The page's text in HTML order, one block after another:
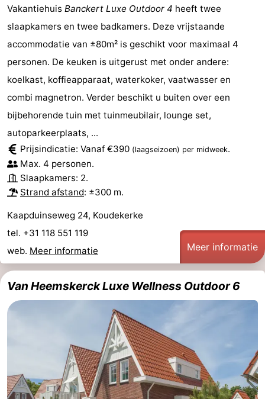
Vakantiehuis Banckert Luxe Outdoor 4 heeft twee
slaapkamers en twee badkamers. Deze vrijstaande
accommodatie van ±80m² is geschikt voor maximaal 4
personen. De keuken is uitgerust met onder andere:
koelkast, koffieapparaat, waterkoker, vaatwasser en
combi magnetron. Verder beschikt u buiten over een
bijbehorende tuin met tuinmeubilair, lounge set,
autoparkeerplaats, ...
Prijsindicatie: Vanaf €390 (laagseizoen) per midweek.
Max. 4 personen.
Slaapkamers: 2.
Strand afstand: ±300 m.
Kaapduinseweg 24, Koudekerke
tel. +31 118 551 119
web. Meer informatie Meer informatie
Van Heemskerck Luxe Wellness Outdoor 6